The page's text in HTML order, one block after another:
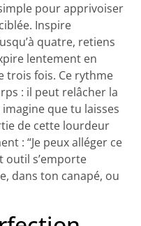
pour apprivoiser
Inspire
quatre, retiens
lentement en
trois fois. Ce rythme
: il peut relâcher la
que tu laisses
de cette lourdeur
: “Je peux alléger ce
outil s’emporte
dans ton canapé, ou